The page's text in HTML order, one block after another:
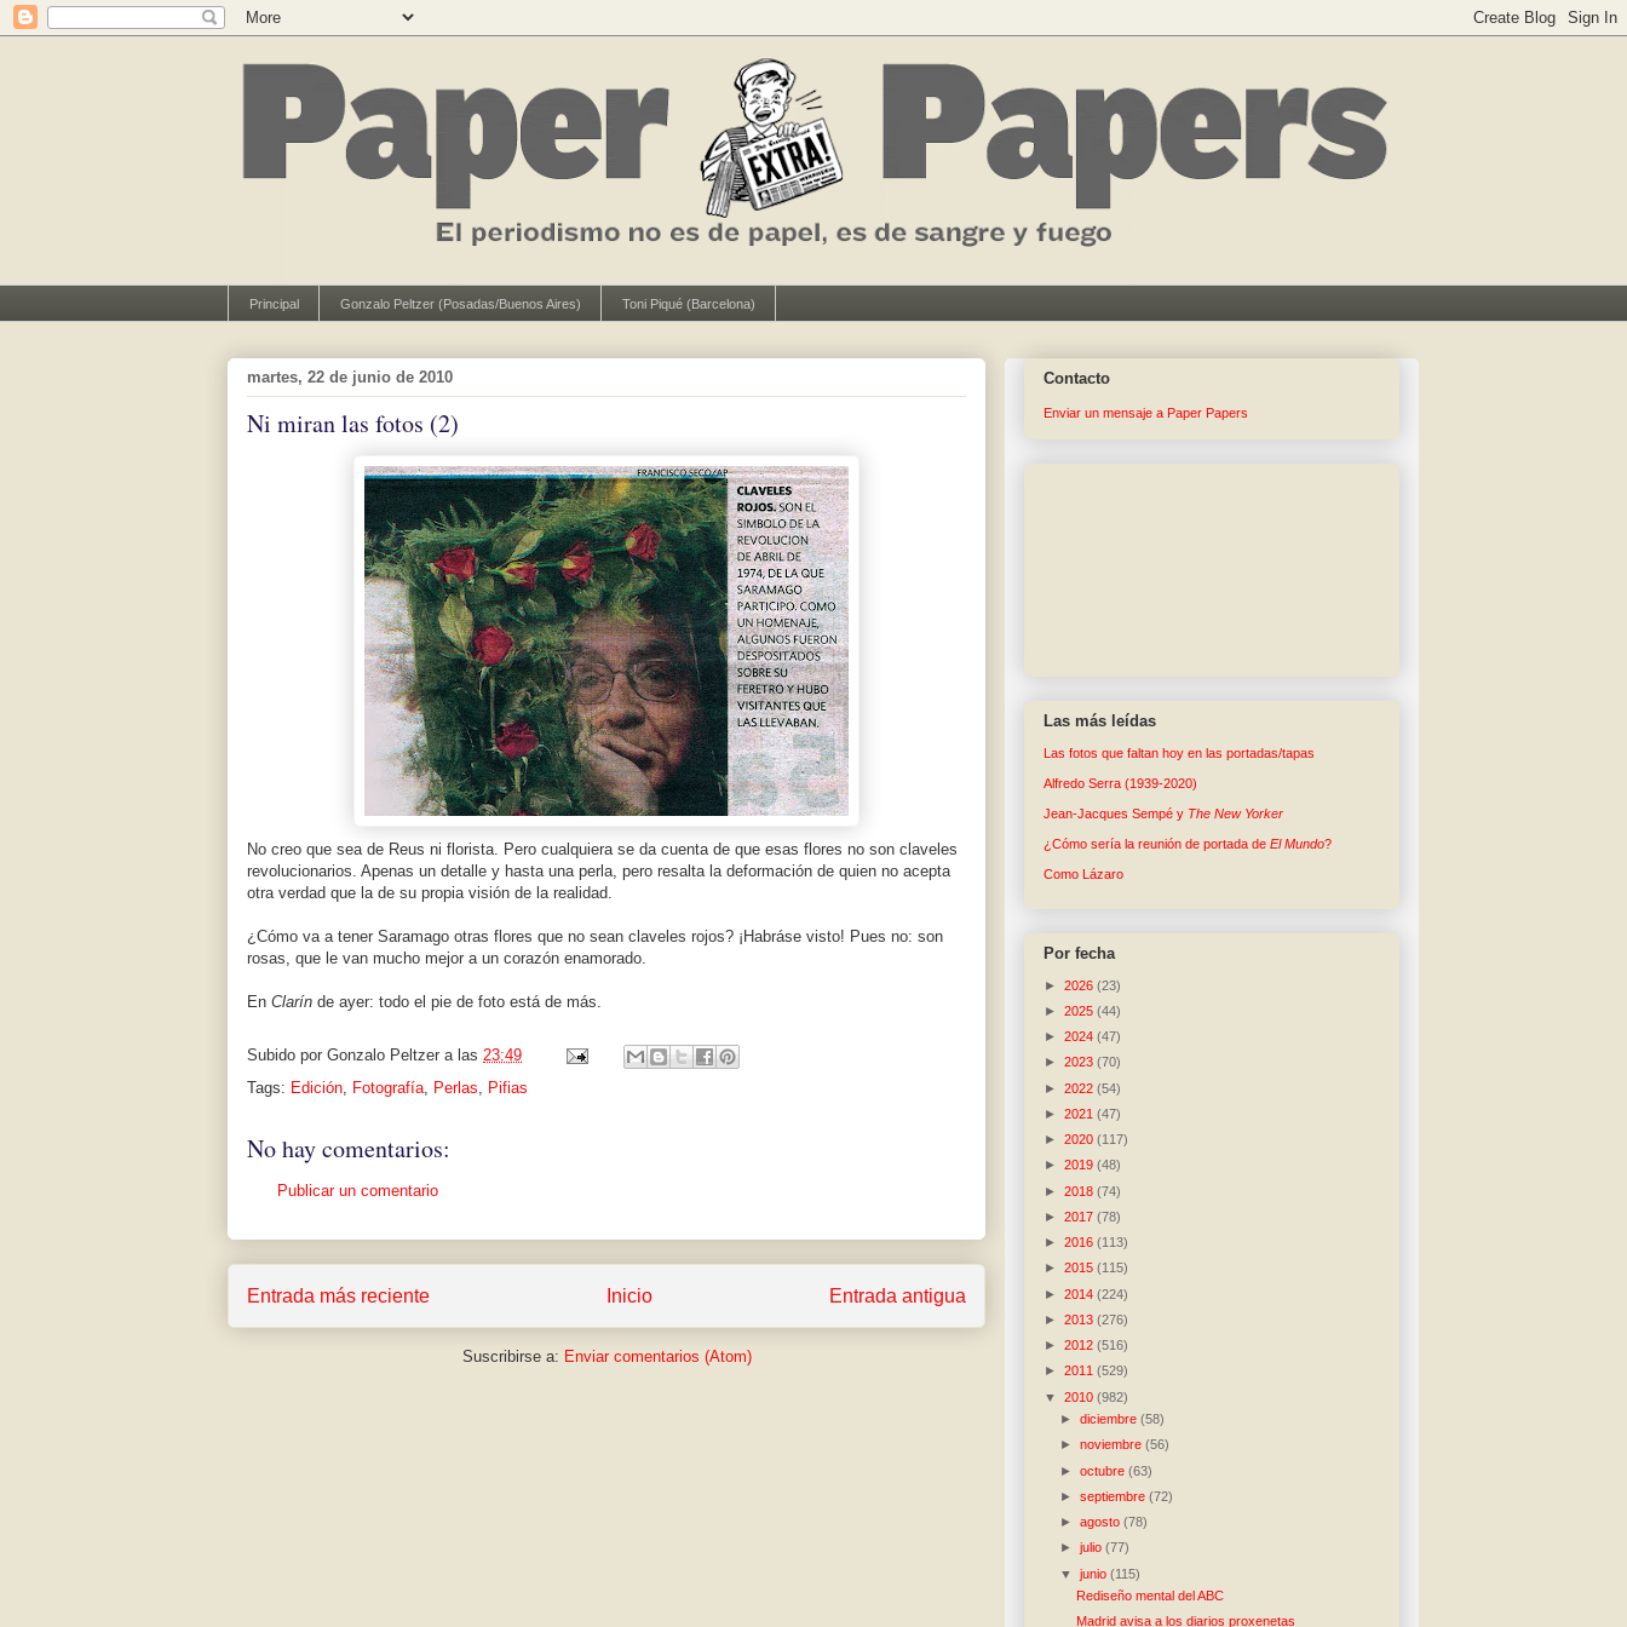
Principal Gonzalo Peltzer (Posadas/Buenos Aires) Toni Piqué (Barcelona)
martes, 22 de junio de 2010
Ni miran las fotos (2)
No creo que sea de Reus ni florista. Pero cualquiera se da cuenta de que esas flores no son claveles
revolucionarios. Apenas un detalle y hasta una perla, pero resalta la deformación de quien no acepta
otra verdad que la de su propia visión de la realidad.
¿Cómo va a tener Saramago otras flores que no sean claveles rojos? ¡Habráse visto! Pues no: son
rosas, que le van mucho mejor a un corazón enamorado.
En Clarín de ayer: todo el pie de foto está de más.
Subido por Gonzalo Peltzer a las 23:49
Tags: Edición, Fotografía, Perlas, Pifias
No hay comentarios:
Publicar un comentario
Entrada más reciente Entrada antigua
Inicio
Suscribirse a: Enviar comentarios (Atom)
Contacto
Enviar un mensaje a Paper Papers
Las más leídas
Las fotos que faltan hoy en las portadas/tapas
Alfredo Serra (1939-2020)
Jean-Jacques Sempé y The New Yorker
¿Cómo sería la reunión de portada de El Mundo?
Como Lázaro
Por fecha
► 2026 (23)
► 2025 (44)
► 2024 (47)
► 2023 (70)
► 2022 (54)
► 2021 (47)
► 2020 (117)
► 2019 (48)
► 2018 (74)
► 2017 (78)
► 2016 (113)
► 2015 (115)
► 2014 (224)
► 2013 (276)
► 2012 (516)
► 2011 (529)
▼ 2010 (982)
►diciembre(58)
►noviembre(56)
►octubre(63)
►septiembre(72)
►agosto(78)
►julio(77)
▼junio(115)
Rediseño mental del ABC
Madrid avisa a los diarios proxenetas